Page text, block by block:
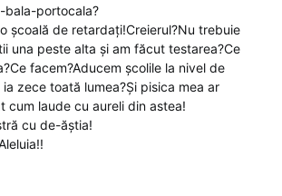
bala-portocala?
școală de retardați!Creierul?Nu trebuie
una peste alta și am făcut testarea?Ce
facem?Aducem școlile la nivel de
ia zece toată lumea?Și pisica mea ar
cum laude cu aureli din astea!
cu de-ăștia!